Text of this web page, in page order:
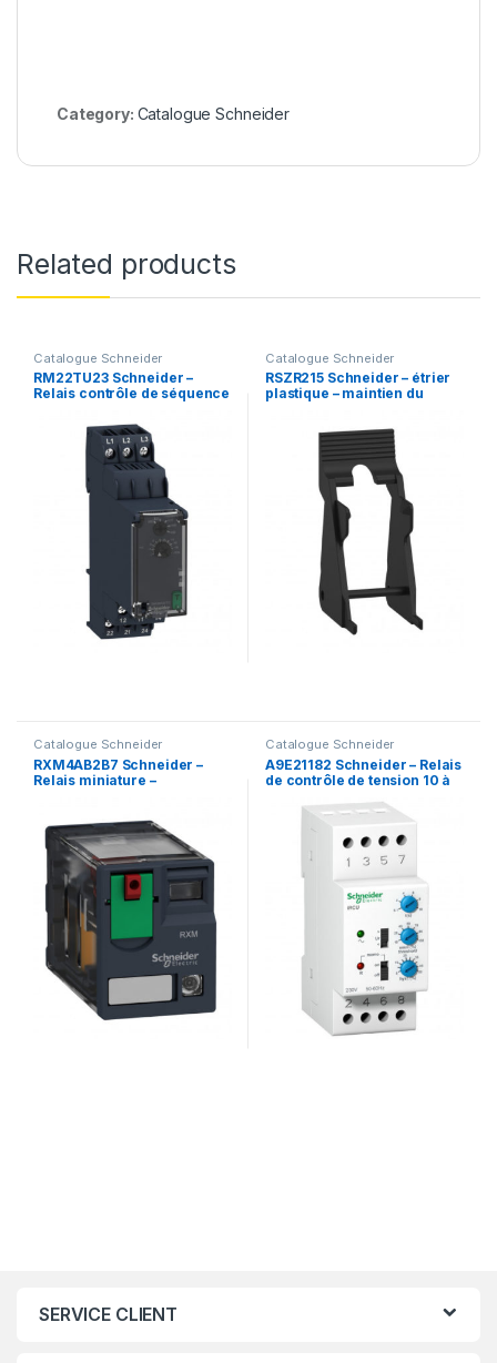
Category: Catalogue Schneider
Related products
Catalogue Schneider
RM22TU23 Schneider –
Relais contrôle de séquence
tension 380 à 480Vca
Catalogue Schneider
RSZR215 Schneider – étrier
plastique – maintien du
Harmony Relay RSB
Catalogue Schneider
RXM4AB2B7 Schneider –
Relais miniature –
24VAC – Zelio RXM
Catalogue Schneider
A9E21182 Schneider – Relais
de contrôle de tension 10 à
SERVICE CLIENT